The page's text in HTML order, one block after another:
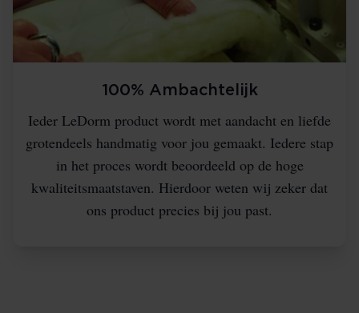
100% Ambachtelijk
Ieder LeDorm product wordt met aandacht en liefde
grotendeels handmatig voor jou gemaakt. Iedere stap
in het proces wordt beoordeeld op de hoge
kwaliteitsmaatstaven. Hierdoor weten wij zeker dat
ons product precies bij jou past.